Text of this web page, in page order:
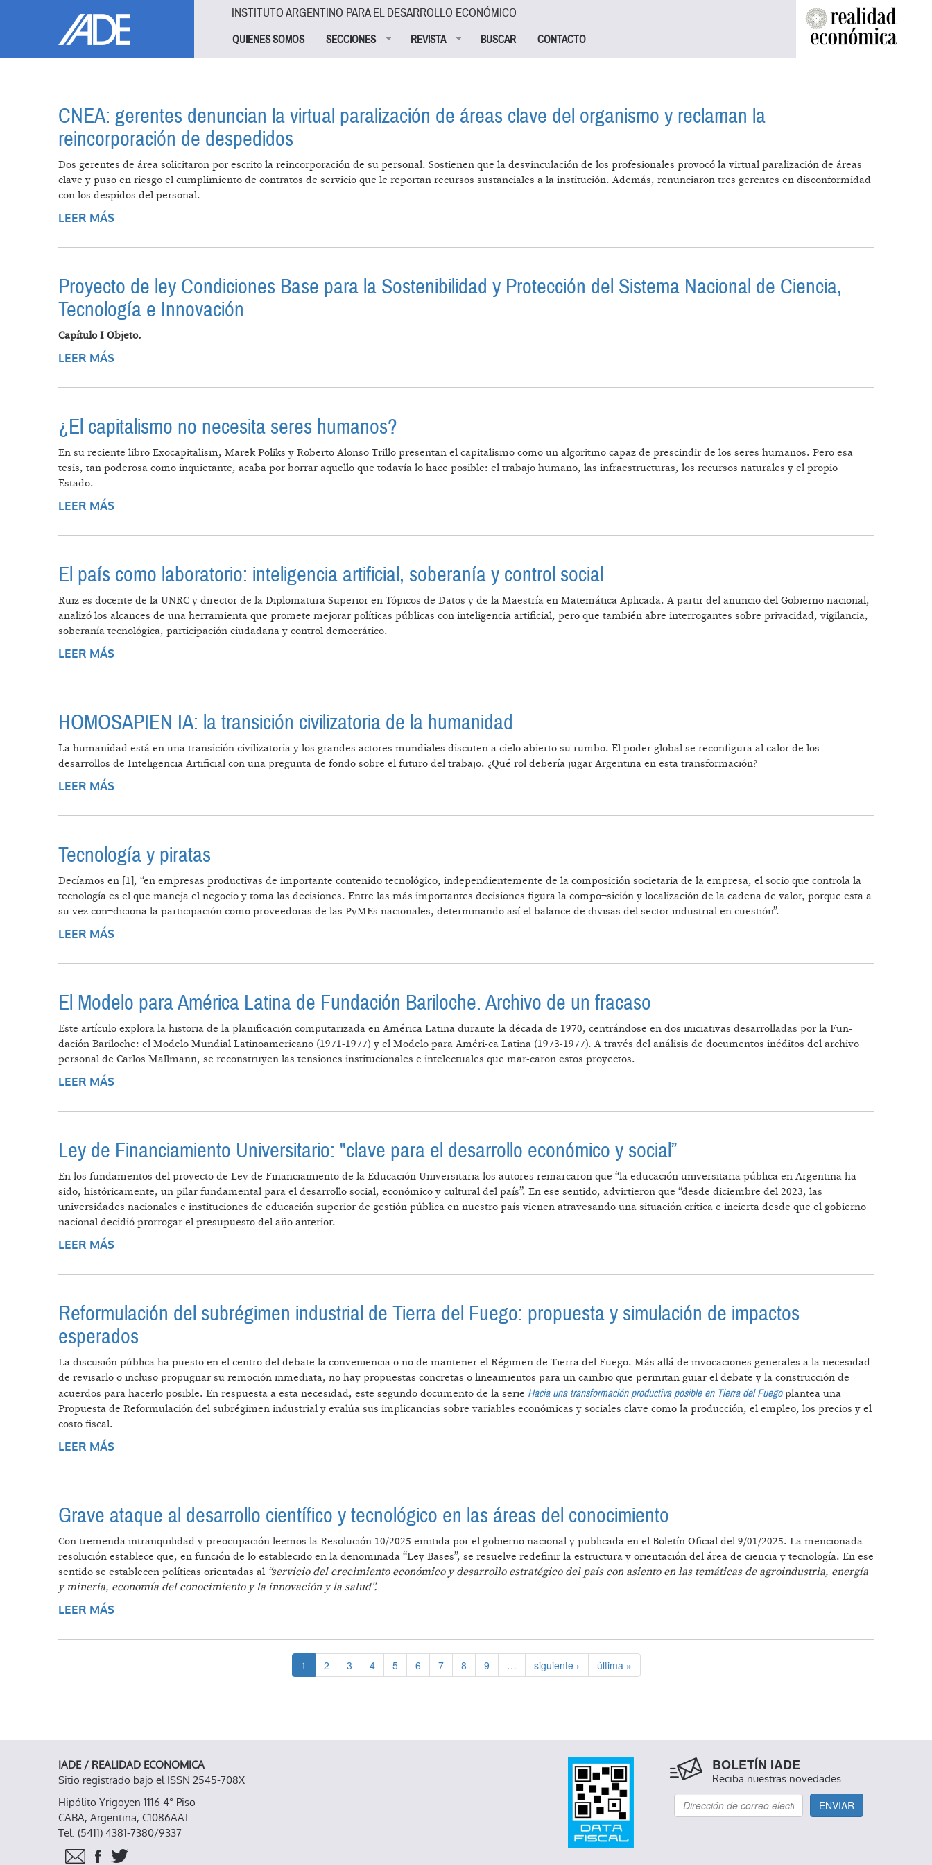
INSTITUTO ARGENTINO PARA EL DESARROLLO ECONÓMICO
QUIENES SOMOS SECCIONES REVISTA BUSCAR CONTACTO
CNEA: gerentes denuncian la virtual paralización de áreas clave del organismo y reclaman la
reincorporación de despedidos
Dos gerentes de área solicitaron por escrito la reincorporación de su personal. Sostienen que la desvinculación de los profesionales provocó la virtual paralización de áreas
clave y puso en riesgo el cumplimiento de contratos de servicio que le reportan recursos sustanciales a la institución. Además, renunciaron tres gerentes en disconformidad
con los despidos del personal.
LEER MÁS
Proyecto de ley Condiciones Base para la Sostenibilidad y Protección del Sistema Nacional de Ciencia,
Tecnología e Innovación
Capítulo I Objeto.
LEER MÁS
¿El capitalismo no necesita seres humanos?
En su reciente libro Exocapitalism, Marek Poliks y Roberto Alonso Trillo presentan el capitalismo como un algoritmo capaz de prescindir de los seres humanos. Pero esa
tesis, tan poderosa como inquietante, acaba por borrar aquello que todavía lo hace posible: el trabajo humano, las infraestructuras, los recursos naturales y el propio
Estado.
LEER MÁS
El país como laboratorio: inteligencia artificial, soberanía y control social
Ruiz es docente de la UNRC y director de la Diplomatura Superior en Tópicos de Datos y de la Maestría en Matemática Aplicada. A partir del anuncio del Gobierno nacional,
analizó los alcances de una herramienta que promete mejorar políticas públicas con inteligencia artificial, pero que también abre interrogantes sobre privacidad, vigilancia,
soberanía tecnológica, participación ciudadana y control democrático.
LEER MÁS
HOMOSAPIEN IA: la transición civilizatoria de la humanidad
La humanidad está en una transición civilizatoria y los grandes actores mundiales discuten a cielo abierto su rumbo. El poder global se reconfigura al calor de los
desarrollos de Inteligencia Artificial con una pregunta de fondo sobre el futuro del trabajo. ¿Qué rol debería jugar Argentina en esta transformación?
LEER MÁS
Tecnología y piratas
Decíamos en [1], “en empresas productivas de importante contenido tecnológico, independientemente de la composición societaria de la empresa, el socio que controla la
tecnología es el que maneja el negocio y toma las decisiones. Entre las más importantes decisiones figura la compo¬sición y localización de la cadena de valor, porque esta a
su vez con¬diciona la participación como proveedoras de las PyMEs nacionales, determinando así el balance de divisas del sector industrial en cuestión”.
LEER MÁS
El Modelo para América Latina de Fundación Bariloche. Archivo de un fracaso
Este artículo explora la historia de la planificación computarizada en América Latina durante la década de 1970, centrándose en dos iniciativas desarrolladas por la Fun-
dación Bariloche: el Modelo Mundial Latinoamericano (1971-1977) y el Modelo para Améri-ca Latina (1973-1977). A través del análisis de documentos inéditos del archivo
personal de Carlos Mallmann, se reconstruyen las tensiones institucionales e intelectuales que mar-caron estos proyectos.
LEER MÁS
Ley de Financiamiento Universitario: "clave para el desarrollo económico y social”
En los fundamentos del proyecto de Ley de Financiamiento de la Educación Universitaria los autores remarcaron que “la educación universitaria pública en Argentina ha
sido, históricamente, un pilar fundamental para el desarrollo social, económico y cultural del país”. En ese sentido, advirtieron que “desde diciembre del 2023, las
universidades nacionales e instituciones de educación superior de gestión pública en nuestro país vienen atravesando una situación crítica e incierta desde que el gobierno
nacional decidió prorrogar el presupuesto del año anterior.
LEER MÁS
Reformulación del subrégimen industrial de Tierra del Fuego: propuesta y simulación de impactos
esperados
La discusión pública ha puesto en el centro del debate la conveniencia o no de mantener el Régimen de Tierra del Fuego. Más allá de invocaciones generales a la necesidad
de revisarlo o incluso propugnar su remoción inmediata, no hay propuestas concretas o lineamientos para un cambio que permitan guiar el debate y la construcción de
acuerdos para hacerlo posible. En respuesta a esta necesidad, este segundo documento de la serie Hacia una transformación productiva posible en Tierra del Fuegoplantea una
Propuesta de Reformulación del subrégimen industrial y evalúa sus implicancias sobre variables económicas y sociales clave como la producción, el empleo, los precios y el
costo fiscal.
LEER MÁS
Grave ataque al desarrollo científico y tecnológico en las áreas del conocimiento
Con tremenda intranquilidad y preocupación leemos la Resolución 10/2025 emitida por el gobierno nacional y publicada en el Boletín Oficial del 9/01/2025. La mencionada
resolución establece que, en función de lo establecido en la denominada “Ley Bases”, se resuelve redefinir la estructura y orientación del área de ciencia y tecnología. En ese
sentido se establecen políticas orientadas al “servicio del crecimiento económico y desarrollo estratégico del país con asiento en las temáticas de agroindustria, energía
y minería, economía del conocimiento y la innovación y la salud”.
LEER MÁS
1 2 3 4 5 6 7 8 9 … siguiente › última »
IADE / REALIDAD ECONOMICA
Sitio registrado bajo el ISSN 2545-708X
Hipólito Yrigoyen 1116 4° Piso
CABA, Argentina, C1086AAT
Tel. (5411) 4381-7380/9337
BOLETÍN IADE
Reciba nuestras novedades
ENVIAR